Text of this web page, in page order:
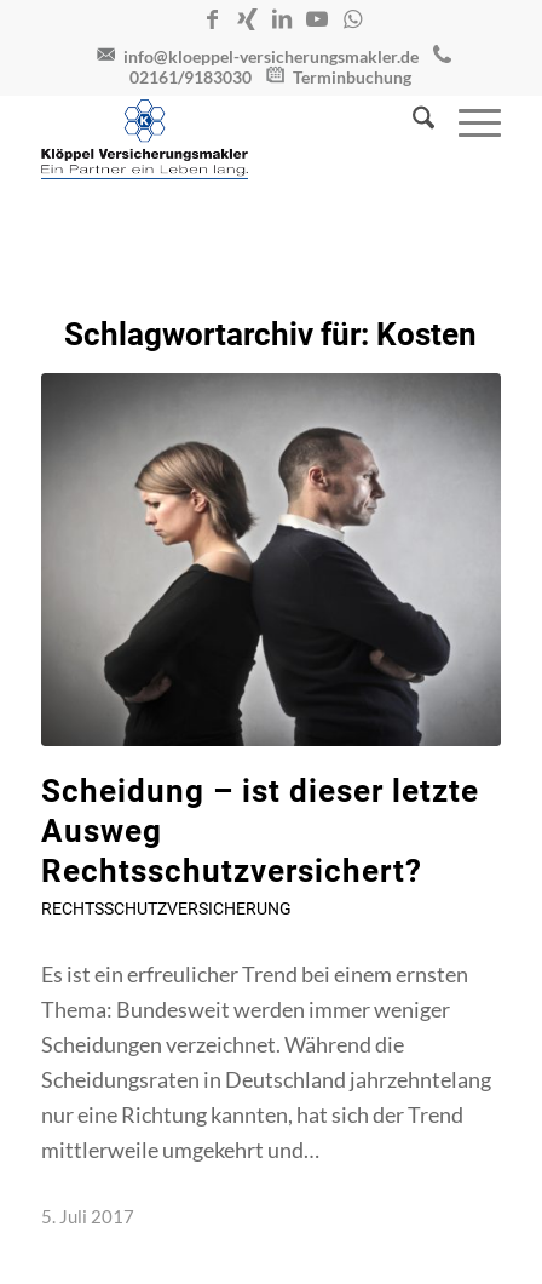
info@kloeppel-versicherungsmakler.de
02161/9183030
Terminbuchung
Schlagwortarchiv für: Kosten
Scheidung – ist dieser letzte
Ausweg
Rechtsschutzversichert?
RECHTSSCHUTZVERSICHERUNG
Es ist ein erfreulicher Trend bei einem ernsten
Thema: Bundesweit werden immer weniger
Scheidungen verzeichnet. Während die
Scheidungsraten in Deutschland jahrzehntelang
nur eine Richtung kannten, hat sich der Trend
mittlerweile umgekehrt und…
5. Juli 2017